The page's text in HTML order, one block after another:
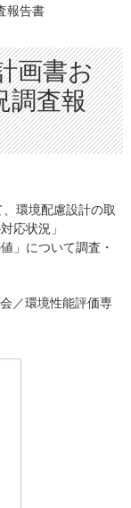
報告書
画書お
調査報
環境配慮設計の取
応状況」
」について調査・
／環境性能評価専